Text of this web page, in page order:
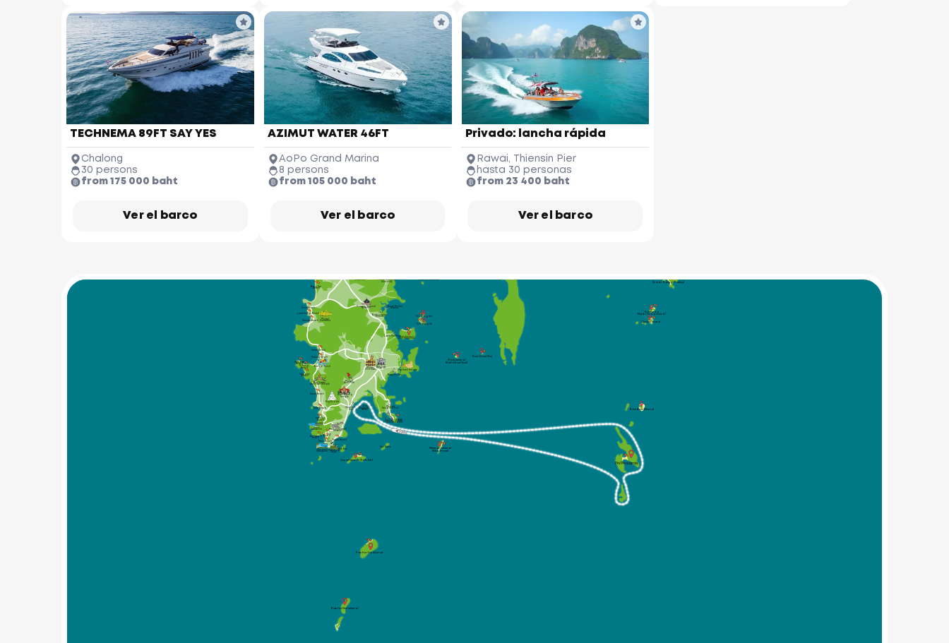
Ver el barco
TECHNEMA 89FT SAY YES
Chalong
30 persons
from 175 000 baht
Ver el barco
AZIMUT WATER 46FT
AoPo Grand Marina
8 persons
from 105 000 baht
Ver el barco
Privado: lancha rápida
Rawai, Thiensin Pier
hasta 30 personas
from 23 400 baht
Phuket Yacht
Bamboo Island
Bang Tao
Beach
Phuket Seashell
Museum
Phuket Elephant
Sanctuary
Thalang National
Museum
Surin Beach
Laem Singh Beach
Kamala Beach FantaSea
Royal Phuket
Marina
Boat Lagoon
Marina
Laem Hin Pier Koh Coconut
(Koh Maphrao)
Koh Rang Noi
Koh Rang Yai
Wat Sireh Temple
Rassada Pier
Thai Hua
Museum
Phuket
Old Town
Phuket
Bird Park
Kalim Beach
Patong Beach
Tri Trang
Beach
Paradise
Beach
Freedom
Beach
Bangle Road
Wat Suwan
Khiri Khet Temple
Karon Beach
Kata Beach
Kata Noi
Beach
Karon
Viewpoint
Ao Sane 10
Beach
Nai Harn
Beach
Yanui Beach
Promthep
Cape
Windmill
Viewpoint
Rawai Beach
Coral Island (Koh He)
Wat Chalong
Temple
Ao Chalong
Phuket
Aquarium
Cape
Panwa
Beach
Phuket
Maiton Island
Khai Island
Ko Hong
(Koh Khai Nok)
(Mai Thom)
Koh Khai Nai
Phi Phi Islands
Koh Poda
(Krabi Poda Island)
Chicken Island
Koh Pakbia
Yacht Club
(ACYC) Deep Sea Port
Racha Yai Island
Racha Noi Island
Chanlog Bay
Marina
Krabi Railey (Railay)
Koh Bon
Koh Kaew